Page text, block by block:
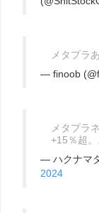
メタプラ
— finoob
メタプラ
+15％超
— ハクナマ
2024